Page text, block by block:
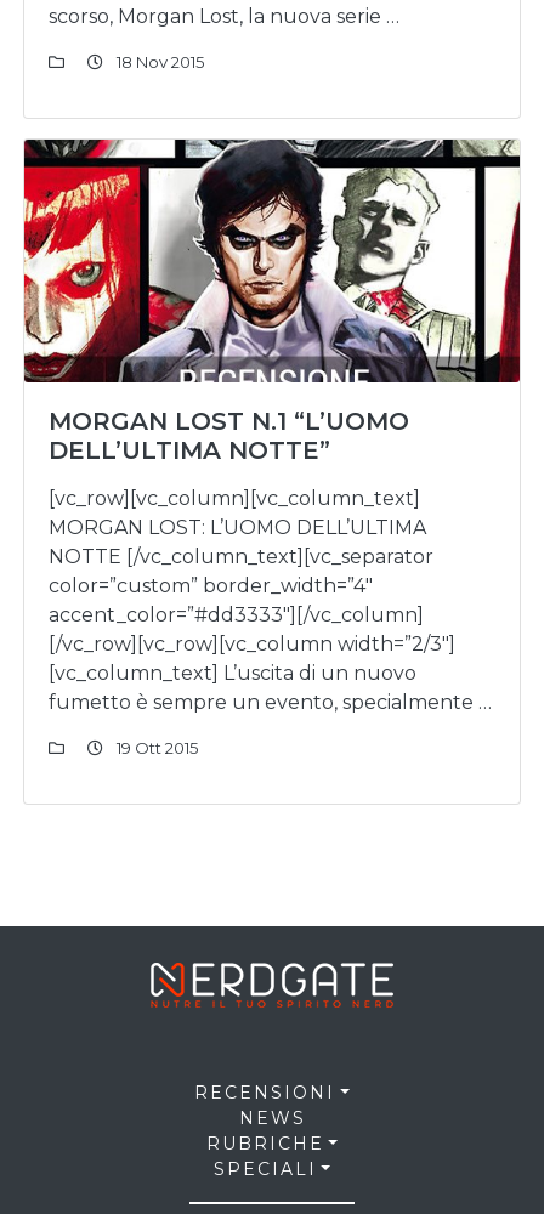
scorso, Morgan Lost, la nuova serie …
18 Nov 2015
MORGAN LOST N.1 “L’UOMO
DELL’ULTIMA NOTTE”
[vc_row][vc_column][vc_column_text]
MORGAN LOST: L’UOMO DELL’ULTIMA
NOTTE [/vc_column_text][vc_separator
color=”custom” border_width=”4″
accent_color=”#dd3333″][/vc_column]
[/vc_row][vc_row][vc_column width=”2/3″]
[vc_column_text] L’uscita di un nuovo
fumetto è sempre un evento, specialmente …
19 Ott 2015
RECENSIONI
NEWS
RUBRICHE
SPECIALI